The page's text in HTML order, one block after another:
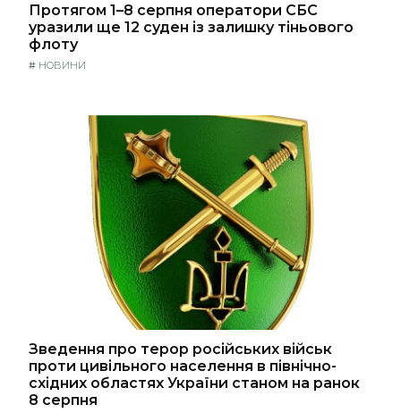
Протягом 1–8 серпня оператори СБС
уразили ще 12 суден із залишку тіньового
флоту
# НОВИНИ
Зведення про терор російських військ
проти цивільного населення в північно-
східних областях України станом на ранок
8 серпня